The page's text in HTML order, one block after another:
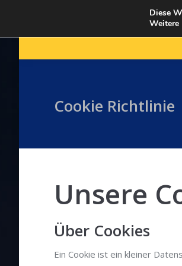
Cookie Richtlinie
Unsere
Über Cookies
Ein Cookie ist ein kleiner
Diese
Weitere